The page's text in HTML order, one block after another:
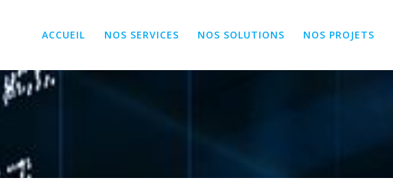
ACCUEIL NOS SERVICES NOS SOLUTIONS NOS PROJETS